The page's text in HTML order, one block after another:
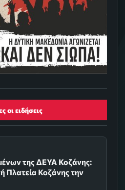
οι ειδήσεις
της ΔΕΥΑ Κοζάνης:
Πλατεία Κοζάνης την